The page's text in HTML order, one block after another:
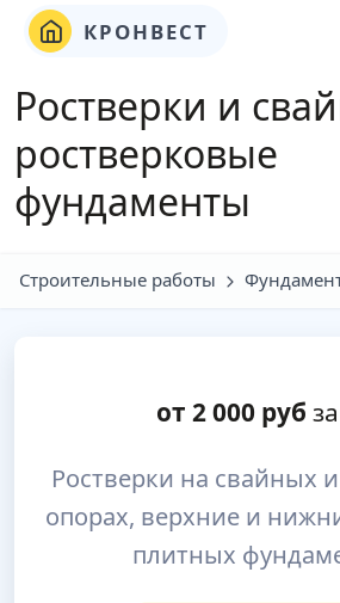
КРОНВЕСТ
Ростверки и
ростверковые
фундаменты
Строительные работы
от 2 000руб
Ростверки на свайных
опорах, верхние и
плитных